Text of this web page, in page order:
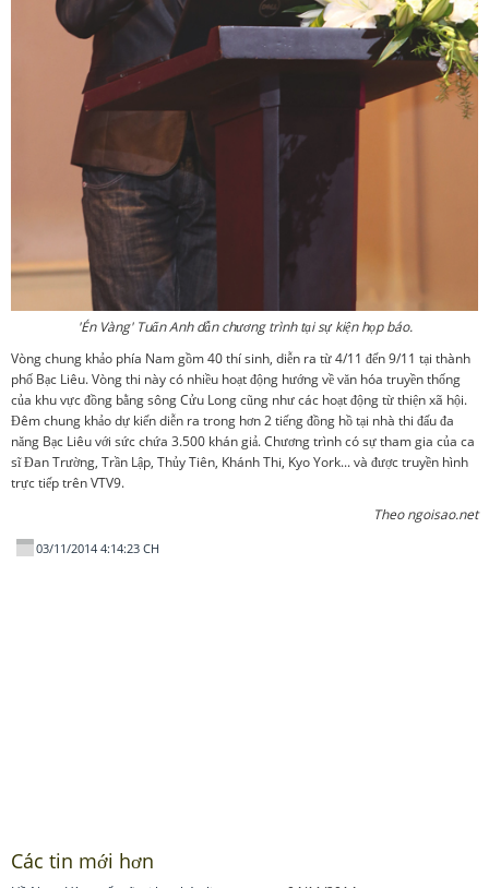
'Én Vàng' Tuấn Anh dẫn chương trình tại sự kiện họp báo.
Vòng chung khảo phía Nam gồm 40 thí sinh, diễn ra từ 4/11 đến 9/11 tại thành
phố Bạc Liêu. Vòng thi này có nhiều hoạt động hướng về văn hóa truyền thống
của khu vực đồng bằng sông Cửu Long cũng như các hoạt động từ thiện xã hội.
Đêm chung khảo dự kiến diễn ra trong hơn 2 tiếng đồng hồ tại nhà thi đấu đa
năng Bạc Liêu với sức chứa 3.500 khán giả. Chương trình có sự tham gia của ca
sĩ Đan Trường, Trần Lập, Thủy Tiên, Khánh Thi, Kyo York... và được truyền hình
trực tiếp trên VTV9.
Theo ngoisao.net
03/11/2014 4:14:23 CH
Các tin mới hơn